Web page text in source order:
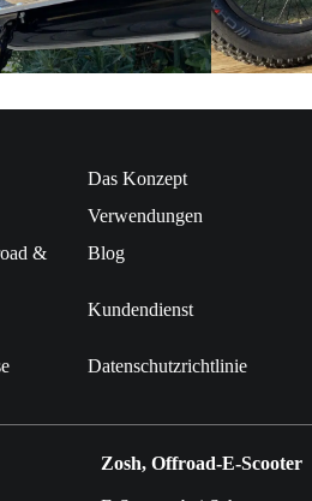
Das Konzept
Verwendungen
&
Blog
Kundendienst
Datenschutzrichtlinie
Zosh, Offroad-E-Scooter